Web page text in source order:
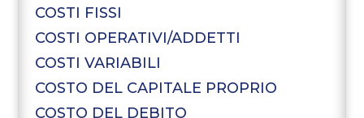
COSTI FISSI
COSTI OPERATIVI/ADDETTI
COSTI VARIABILI
COSTO DEL CAPITALE PROPRIO
COSTO DEL DEBITO